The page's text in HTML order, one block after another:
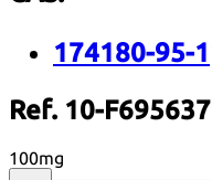
174180-95-1
Ref. 10-F695637
100mg